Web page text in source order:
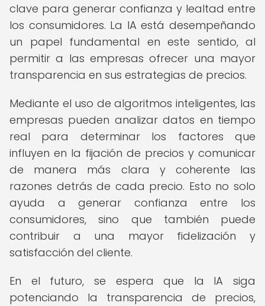
clave para generar confianza y lealtad entre
los consumidores. La IA está desempeñando
un papel fundamental en este sentido, al
permitir a las empresas ofrecer una mayor
transparencia en sus estrategias de precios.
Mediante el uso de algoritmos inteligentes, las
empresas pueden analizar datos en tiempo
real para determinar los factores que
influyen en la fijación de precios y comunicar
de manera más clara y coherente las
razones detrás de cada precio. Esto no solo
ayuda a generar confianza entre los
consumidores, sino que también puede
contribuir a una mayor fidelización y
satisfacción del cliente.
En el futuro, se espera que la IA siga
potenciando la transparencia de precios,